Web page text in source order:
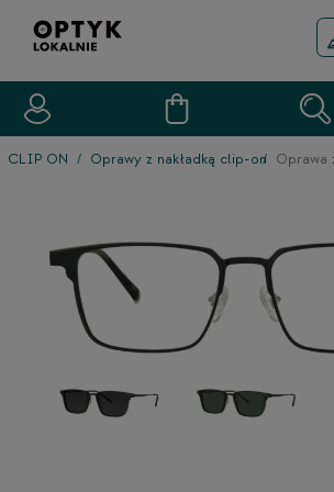
CLIP ON Oprawy z nakładką clip-on Oprawa